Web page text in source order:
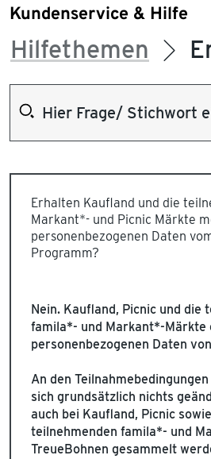
Kundenservice & Hilfe
Hilfethemen
Erhalten Kaufland und die
Markant*- und Picnic Märkte
personenbezogenen Daten
Programm?
Nein. Kaufland, Picnic und die
famila*- und Markant*-Märkte
personenbezogenen Daten
An den
sich grundsätzlich nichts
auch bei Kaufland, Picnic
teilnehmenden famila*- und
TreueBohnen gesammelt